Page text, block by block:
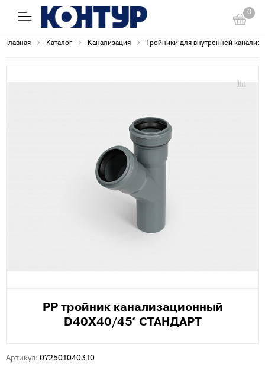
0
Главная Каталог Канализация Тройники для внутренней
PP тройник канализационный
D40Х40/45° СТАНДАРТ
Артикул: 072501040310